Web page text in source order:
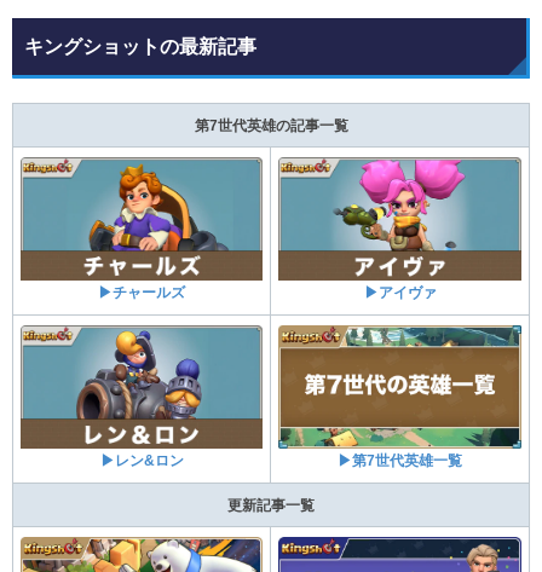
キングショットの最新記事
第7世代英雄の記事一覧
▶チャールズ ▶アイヴァ
▶レン&ロン ▶第7世代英雄一覧
更新記事一覧